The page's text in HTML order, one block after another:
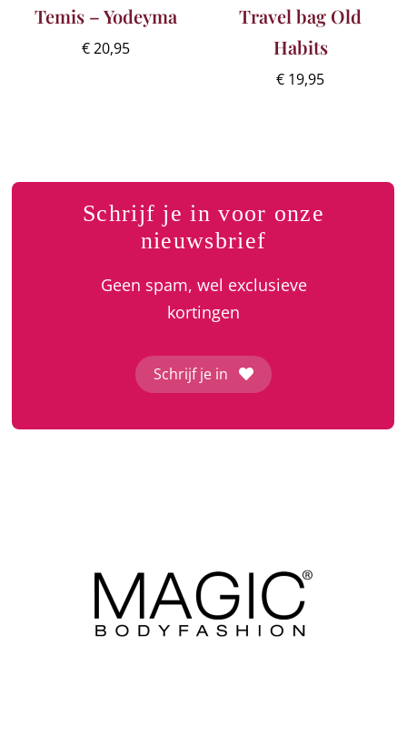
Temis – Yodeyma
€20,95
Travel bag Old
Habits
€ 19,95
Schrijf je in voor onze
nieuwsbrief
Geen spam, wel exclusieve
kortingen
Schrijf je in